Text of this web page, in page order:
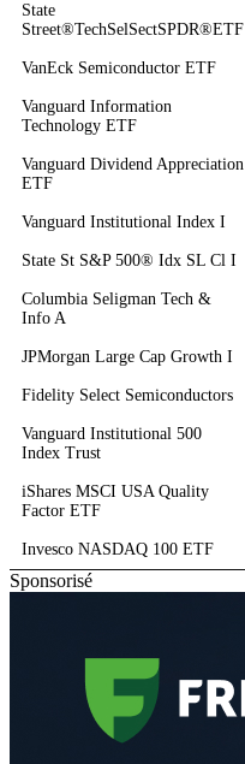
State
Street®TechSelSectSPDR®ETF
VanEck Semiconductor ETF
Vanguard Information
Technology ETF
Vanguard Dividend Appreciation
ETF
Vanguard Institutional Index I
State St S&P 500® Idx SL Cl I
Columbia Seligman Tech &
Info A
JPMorgan Large Cap Growth I
Fidelity Select Semiconductors
Vanguard Institutional 500
Index Trust
iShares MSCI USA Quality
Factor ETF
Invesco NASDAQ 100 ETF
Sponsorisé